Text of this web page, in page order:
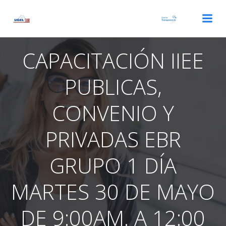
CAPACITACIÓN IIEE
PUBLICAS,
CONVENIO Y
PRIVADAS EBR
GRUPO 1 DÍA
MARTES 30 DE MAYO
DE 9:00AM. A 12:00